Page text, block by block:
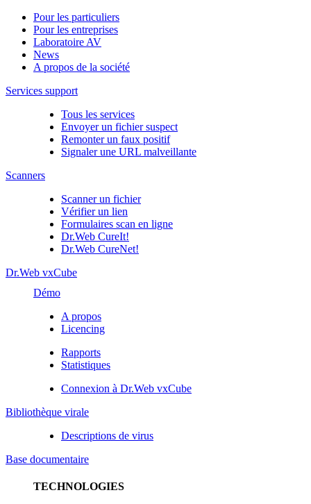
Pour les particuliers
Pour les entreprises
Laboratoire AV
News
A propos de la société
Services support
Tous les services
Envoyer un fichier suspect
Remonter un faux positif
Signaler une URL malveillante
Scanners
Scanner un fichier
Vérifier un lien
Formulaires scan en ligne
Dr.Web CureIt!
Dr.Web CureNet!
Dr.Web vxCube
Démo
A propos
Licencing
Rapports
Statistiques
Connexion à Dr.Web vxCube
Bibliothèque virale
Descriptions de virus
Base documentaire
TECHNOLOGIES